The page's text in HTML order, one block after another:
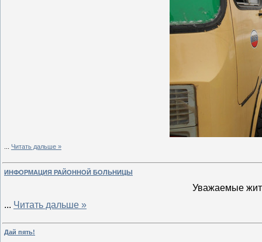
Читать дальше »
ИНФОРМАЦИЯ РАЙОННОЙ БОЛЬНИЦЫ
Уважаемые
... Читать дальше »
Дай пять!